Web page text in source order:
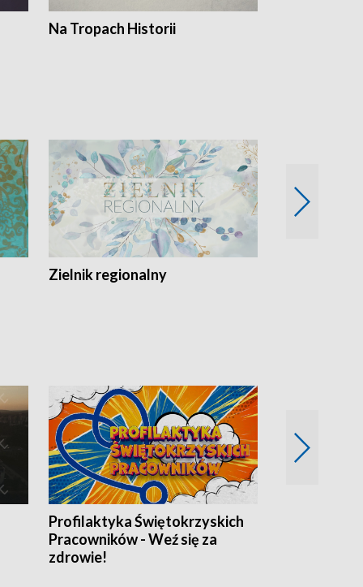
Na Tropach Historii
Zielnik regionalny
Profilaktyka Świętokrzyskich
Pracowników - Weź się za
zdrowie!